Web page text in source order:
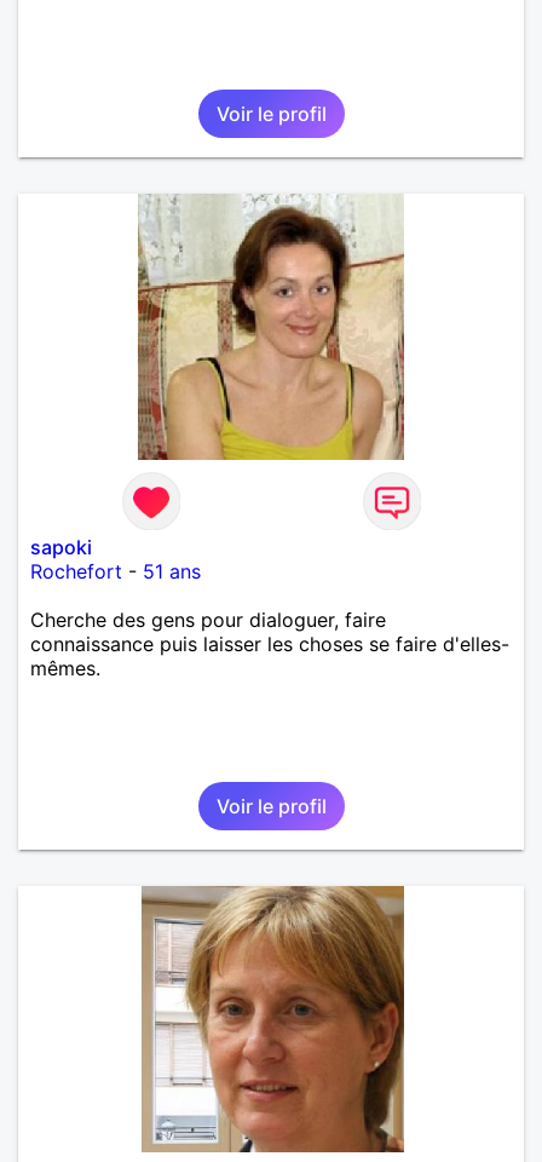
Voir le profil
sapoki
Rochefort - 51 ans
Cherche des gens pour dialoguer, faire
connaissance puis laisser les choses se faire d'elles-
mêmes.
Voir le profil